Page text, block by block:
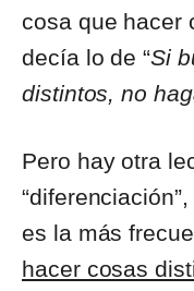
cosa que hacer
decía lo de “Si
distintos, no
Pero hay otra
es la más
hacer cosas